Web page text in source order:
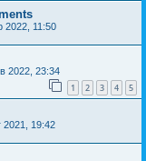
2022, 11:50
2022, 23:34
1 2 3 4 5
2021, 19:42